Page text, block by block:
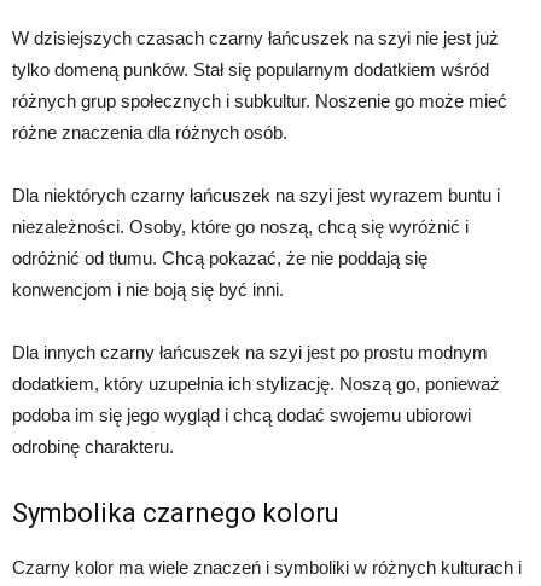
W dzisiejszych czasach czarny łańcuszek na szyi nie jest już
tylko domeną punków. Stał się popularnym dodatkiem wśród
różnych grup społecznych i subkultur. Noszenie go może mieć
różne znaczenia dla różnych osób.
Dla niektórych czarny łańcuszek na szyi jest wyrazem buntu i
niezależności. Osoby, które go noszą, chcą się wyróżnić i
odróżnić od tłumu. Chcą pokazać, że nie poddają się
konwencjom i nie boją się być inni.
Dla innych czarny łańcuszek na szyi jest po prostu modnym
dodatkiem, który uzupełnia ich stylizację. Noszą go, ponieważ
podoba im się jego wygląd i chcą dodać swojemu ubiorowi
odrobinę charakteru.
Symbolika czarnego koloru
Czarny kolor ma wiele znaczeń i symboliki w różnych kulturach i